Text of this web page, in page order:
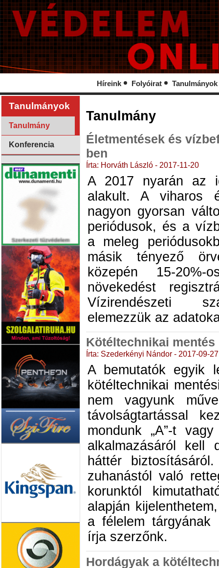
Híreink Folyóirat Tanulmányok
Tanulmányok
Tanulmány
Konferencia
Tanulmány
Életmentések és
ben
Írta: Horváth László - 2017-11-20
A 2017 nyarán az
alakult. A viharos
nagyon gyorsan
periódusok, és a
a meleg
másik tényező
közepén 15-20%-
növekedést
Vízirendészeti
elemezzük az
Kötéltechnikai
Írta: Szederkényi Nándor - 2017-09-27
A bemutatók egyik
kötéltechnikai
nem vagyunk
távolságtartással
mondunk „A”-t
alkalmazásáról kell
háttér
zuhanástól való
korunktól
alapján
a félelem tárgyának
írja szerzőnk.
Hordágyak a